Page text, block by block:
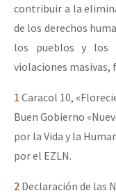
contribuir a la
de los derechos
los pueblos y los
violaciones masivas,
1 Caracol 10,
Buen Gobierno
por la Vida y la
por el EZLN.
2 Declaración de las